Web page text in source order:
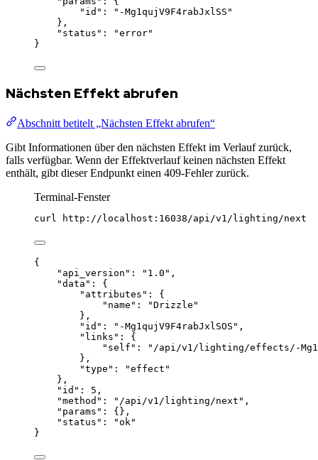
"id" : " -Mg1qujV9F4rabJxlSS "
},
"status" : "error"
}
Nächsten Effekt abrufen
Abschnitt betitelt „Nächsten Effekt abrufen“
Gibt Informationen über den nächsten Effekt im Verlauf zurück,
falls verfügbar. Wenn der Effektverlauf keinen nächsten Effekt
enthält, gibt dieser Endpunkt einen 409-Fehler zurück.
Terminal-Fenster
curl http://localhost:16038/api/v1/lighting/next
{
"api_version" : " 1.0 " ,
"data" : {
"attributes" : {
"name" : "Drizzle "
},
"id" : " -Mg1qujV9F4rabJxlSOS " ,
"links" : {
"self" : " /api/v1/lighting/effects/-
},
"type" : "effect "
},
"id" : 5 ,
"method" : " /api/v1/lighting/next " ,
"params" : {},
"status" : "ok "
}